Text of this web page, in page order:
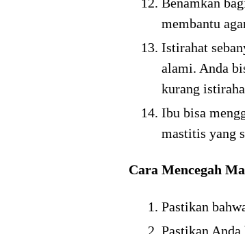
membantu
Istirahat
alami. Anda
kurang
Ibu bisa
mastitis yang
Cara Mencegah
Pastikan
Pastikan